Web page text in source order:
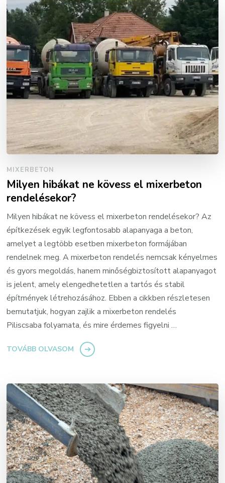
MIXERBETON
Milyen hibákat ne kövess el mixerbeton
rendelésekor?
Milyen hibákat ne kövess el mixerbeton rendelésekor? Az
építkezések egyik legfontosabb alapanyaga a beton,
amelyet a legtöbb esetben mixerbeton formájában
rendelnek meg. A mixerbeton rendelés nemcsak kényelmes
és gyors megoldás, hanem minőségbiztosított alapanyagot
is jelent, amely elengedhetetlen a tartós és stabil
építmények létrehozásához. Ebben a cikkben részletesen
bemutatjuk, hogyan zajlik a mixerbeton rendelés
Piliscsaba folyamata, és mire érdemes figyelni …
TOVÁBB OLVASOM